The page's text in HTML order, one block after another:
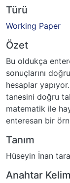
Türü
Working Paper
Özet
Bu oldukça
sonuçlarını
hesaplar
tanesini doğru
matematik ile
enteresan bir
Tanım
Hüseyin İnan
Anahtar